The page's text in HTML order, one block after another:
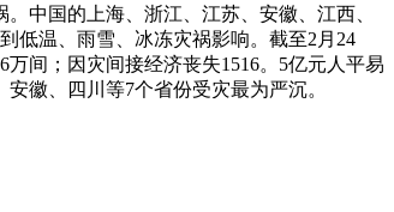
中国的上海、浙江、江苏、安徽、江西、
低温、雨雪、冰冻灾祸影响。截至2月24
间；因灾间接经济丧失1516。5亿元人平易
徽、四川等7个省份受灾最为严沉。